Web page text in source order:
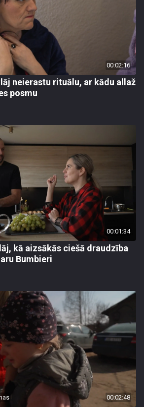
00:02:16
neierastu rituālu, ar kādu allaž
posmu
00:01:34
kā aizsākās ciešā draudzība
Bumbieri
00:02:48